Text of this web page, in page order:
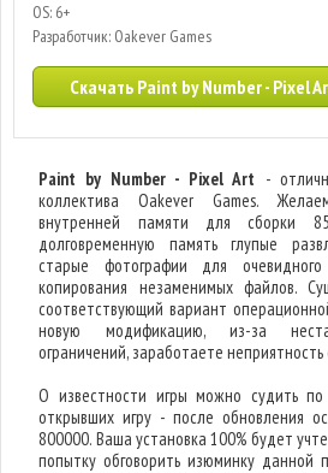
OS: 6+
Разработчик: Oakever Games
Скачать Paint by Number - Pixel
Paint by Number - Pixel Art -
коллектива Oakever Games.
внутренней памяти для сборки
долговременную память глупые
старые фотографии для
копирования незаменимых файлов.
соответствующий вариант
новую модификацию, из-за
ограничений, заработаете
О известности игры можно судить
открывших игру - после обновления
800000. Ваша установка 100% будет
попытку обговорить изюминку данной